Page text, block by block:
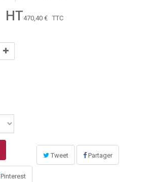
HT470,40 € TTC
Tweet Partager
Pinterest